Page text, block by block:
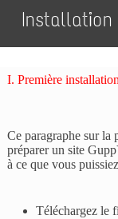
Installation
I. Première
Ce paragraphe sur la
préparer un site
à ce que vous
Téléchargez le